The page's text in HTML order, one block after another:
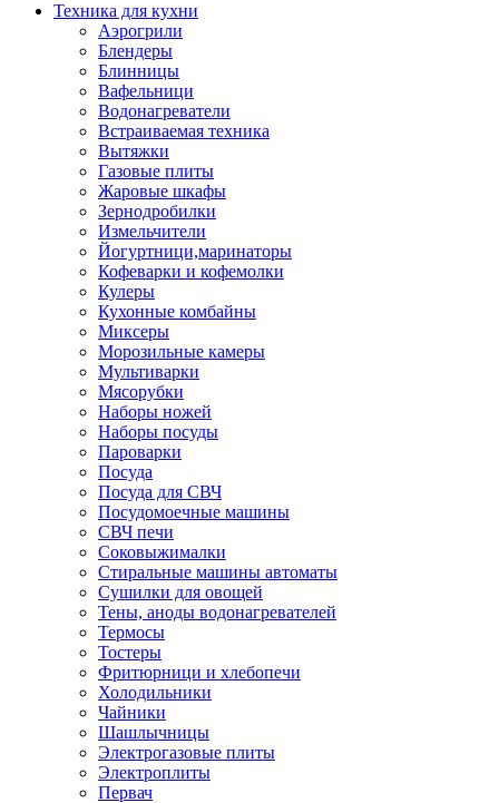
Техника для кухни
Аэрогрили
Блендеры
Блинницы
Вафельници
Водонагреватели
Встраиваемая техника
Вытяжки
Газовые плиты
Жаровые шкафы
Зернодробилки
Измельчители
Йогуртници,маринаторы
Кофеварки и кофемолки
Кулеры
Кухонные комбайны
Миксеры
Морозильные камеры
Мультиварки
Мясорубки
Наборы ножей
Наборы посуды
Пароварки
Посуда
Посуда для СВЧ
Посудомоечные машины
СВЧ печи
Соковыжималки
Стиральные машины автоматы
Сушилки для овощей
Тены, аноды водонагревателей
Термосы
Тостеры
Фритюрници и хлебопечи
Холодильники
Чайники
Шашлычницы
Электрогазовые плиты
Электроплиты
Первач